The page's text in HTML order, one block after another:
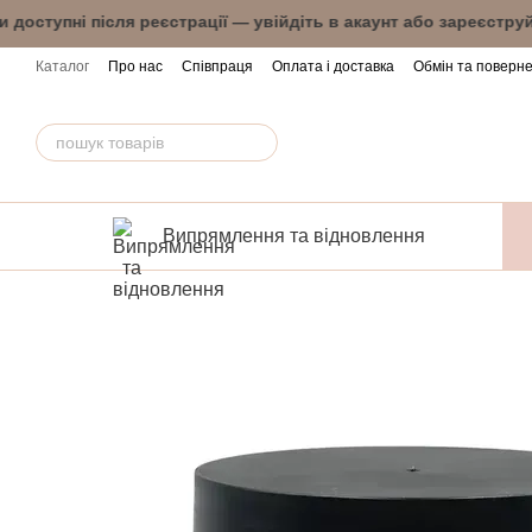
Перейти до основного контенту
доступні після реєстрації — увійдіть в
Каталог Про нас Співпраця Оплата і доставка Обмін та
Випрямлення та відновлення